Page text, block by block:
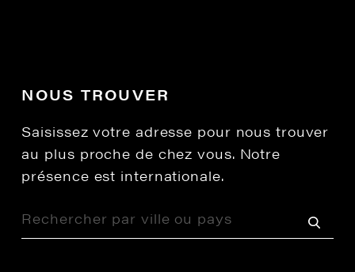
NOUS TROUVER
Saisissez votre adresse pour nous trouver
au plus proche de chez vous. Notre
présence est internationale.